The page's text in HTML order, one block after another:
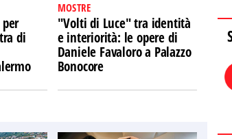
di
MOSTRE
"Volti di Luce" tra identità
e interiorità: le opere di
Daniele Favaloro a Palazzo
Bonocore